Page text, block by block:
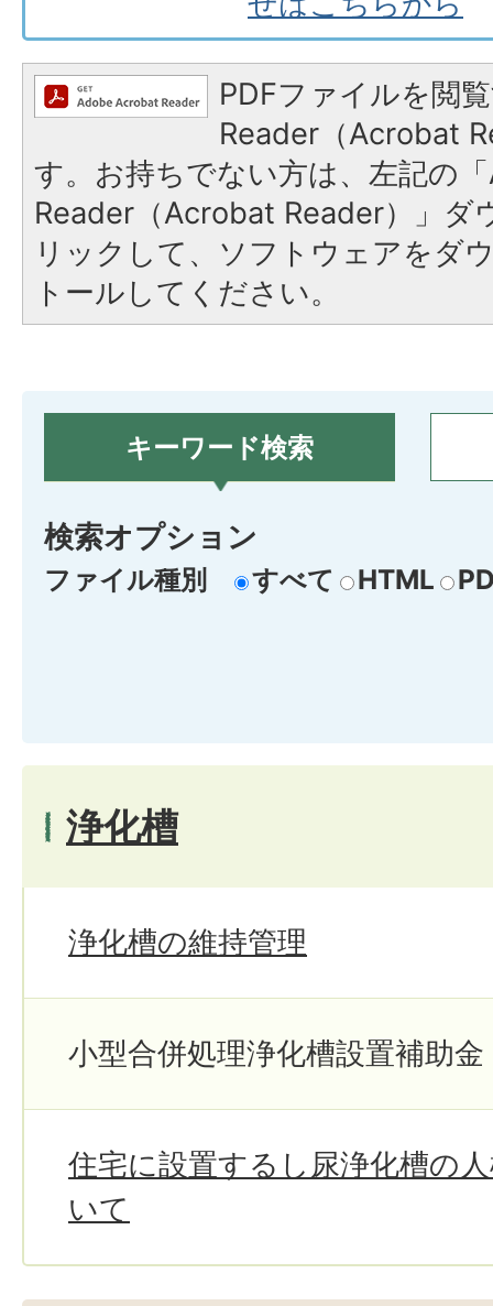
PDFファイルを閲
Reader（Acrobat
す。お持ちでない方は、左記の
Reader（Acrobat Reader）」ダ
リックして、ソフトウェアをダ
トールしてください。
キーワード検索
検索オプション
ファイル種別 すべて HTML
浄化槽
浄化槽の維持管理
小型合併処理浄化槽設置補助金
住宅に設置するし尿浄化槽の
いて